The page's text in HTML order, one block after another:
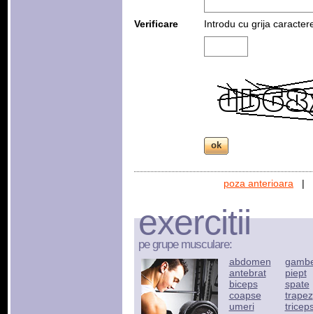
Verificare Introdu cu grija
poza anterioara |
exercitii
pe grupe musculare:
abdomen
antebrat
biceps
coapse
umeri
piept
spate
trapez